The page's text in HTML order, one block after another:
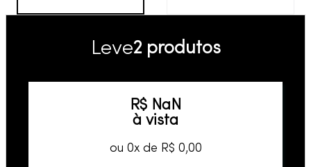
Leve2 produtos
R$ NaN
à vista
ou 0x de R$ 0,00